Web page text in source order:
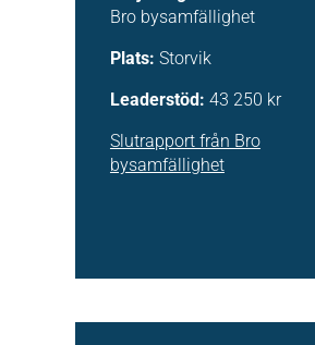
Bro bysamfällighet
Plats: Storvik
Leaderstöd: 43 250 kr
Slutrapport från Bro
bysamfällighet